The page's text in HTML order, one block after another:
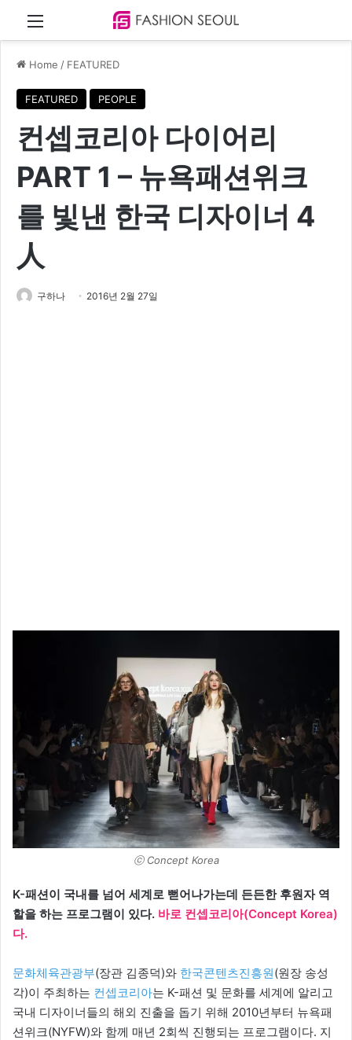
Home / FEATURED
FEATURED PEOPLE
컨셉코리아 다이어리
PART 1 – 뉴욕패션위크
를 빛낸 한국 디자이너 4
人
구하나 2016년 2월 27일
ⓒ Concept Korea
K-패션이 국내를 넘어 세계로 뻗어나가는데 든든한 후원자 역
할을 하는 프로그램이 있다. 바로 컨셉코리아(Concept Korea)
다.
문화체육관광부(장관 김종덕)와 한국콘텐츠진흥원(원장 송성
각)이 주최하는 컨셉코리아는 K-패션 및 문화를 세계에 알리고
국내 디자이너들의 해외 진출을 돕기 위해 2010년부터 뉴욕패
션위크(NYFW)와 함께 매년 2회씩 진행되는 프로그램이다. 지